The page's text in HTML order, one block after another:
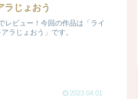
ラじょおう
レビュー！今回の作品は「ライ
ラじょおう」です。
2023.04.01